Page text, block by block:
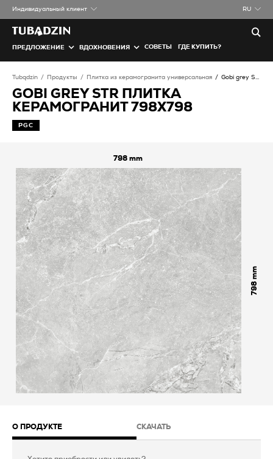
Индивидуальный клиент RU
ПРЕДЛОЖЕНИЕ ВДОХНОВЕНИЯ СОВЕТЫ ГДЕ КУПИТЬ?
Tubądzin Продукты Плитка из керамогранита универсальная Gobi grey STR Плитка керамогранит
GOBI GREY STR ПЛИТКА
КЕРАМОГРАНИТ 798X798
PGC
798
798
О ПРОДУКТЕ СКАЧАТЬ